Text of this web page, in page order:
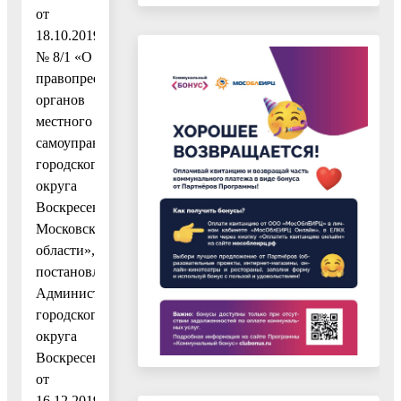
от
18.10.2019
№ 8/1 «О
правопреемстве
органов
местного
самоуправления
городского
округа
Воскресенск
Московской
области»,
постановлением
Администрации
городского
округа
Воскресенск
от